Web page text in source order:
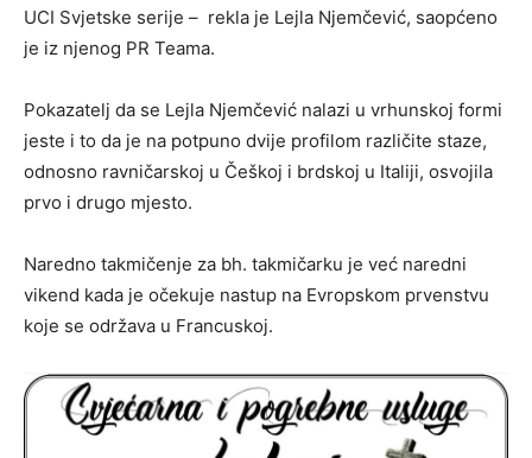
UCI Svjetske serije – rekla je Lejla Njemčević, saopćeno
je iz njenog PR Teama.
Pokazatelj da se Lejla Njemčević nalazi u vrhunskoj formi
jeste i to da je na potpuno dvije profilom različite staze,
odnosno ravničarskoj u Češkoj i brdskoj u Italiji, osvojila
prvo i drugo mjesto.
Naredno takmičenje za bh. takmičarku je već naredni
vikend kada je očekuje nastup na Evropskom prvenstvu
koje se održava u Francuskoj.